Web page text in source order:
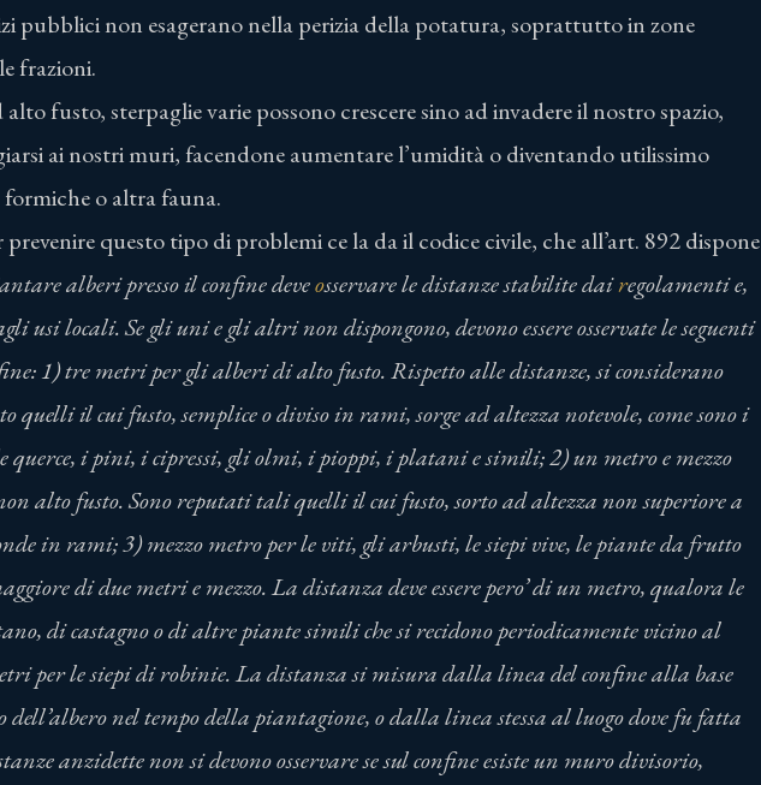
pubblici non esagerano nella perizia della potatura, soprattutto in zone
frazioni.
fusto, sterpaglie varie possono crescere sino ad invadere il nostro spazio,
ai nostri muri, facendone aumentare l’umidità o diventando utilissimo
o altra fauna.
prevenire questo tipo di problemi ce la da il codice civile, che all’art. 892 dispone
alberi pressoil confinedeveosservarele distanzestabilite dairegolamentie,
usi locali. Se gli uni e gli altri non dispongono, devono essere osservate le seguenti
1) tre metri per gli alberi di alto fusto. Rispetto alle distanze, si considerano
quelli il cui fusto, semplice o diviso in rami, sorge ad altezza notevole, come sono i
querce, i pini, i cipressi, gli olmi, i pioppi, i platani e simili; 2) un metro e mezzo
alto fusto. Sono reputati tali quelli il cui fusto, sorto ad altezza non superiore a
in rami; 3) mezzo metro per le viti, gli arbusti, le siepi vive, le piante da frutto
di due metri e mezzo. La distanza deve essere pero’ di un metro, qualora le
di castagno o di altre piante simili che si recidono periodicamente vicino al
per le siepi di robinie. La distanza si misura dalla linea del confine alla base
dell’albero nel tempo della piantagione, o dalla linea stessa al luogo dove fu fatta
anzidette non si devono osservarese sul confine esiste un muro divisorio,